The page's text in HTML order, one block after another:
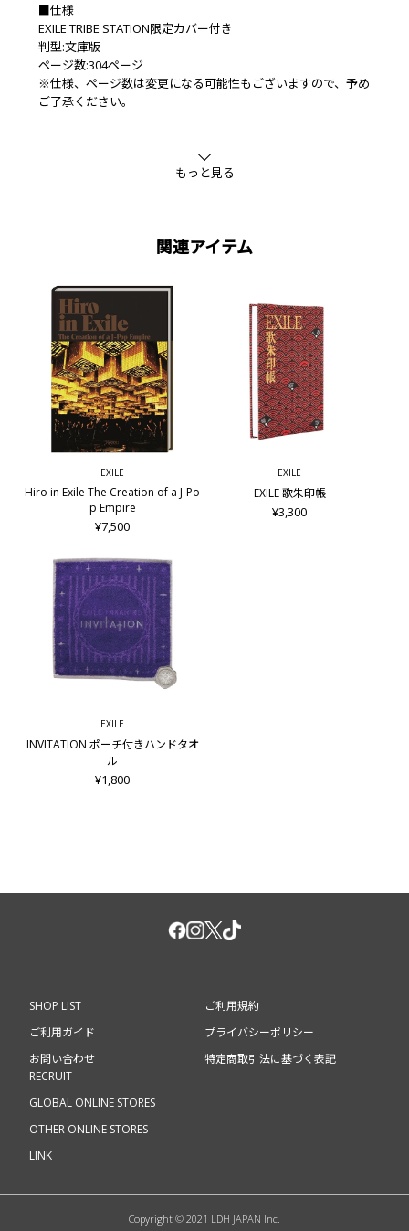
■仕様
EXILE TRIBE STATION限定カバー付き
判型:文庫版
ページ数:304ページ
※仕様、ページ数は変更になる可能性もございますので、予め
ご了承ください。
もっと見る
関連アイテム
EXILE
Hiro in Exile The Creation of a J-Po
p Empire
¥7,500
EXILE
EXILE 歌朱印帳
¥3,300
EXILE
INVITATION ポーチ付きハンドタオ
ル
¥1,800
SHOP LIST
ご利用ガイド
お問い合わせ
ご利用規約
プライバシーポリシー
特定商取引法に基づく表記
RECRUIT
GLOBAL ONLINE STORES
OTHER ONLINE STORES
LINK
Copyright © 2021 LDH JAPAN Inc.